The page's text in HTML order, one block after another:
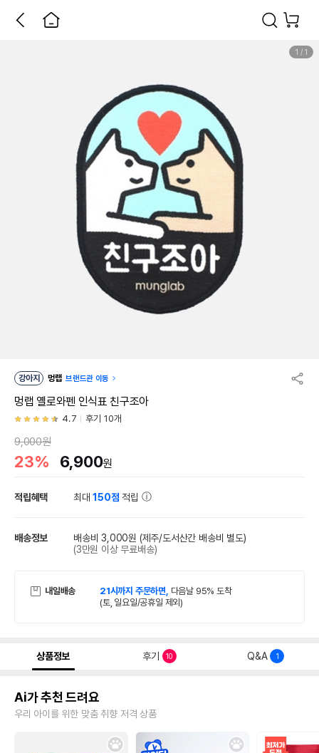
1 / 1
강아지 멍랩 브랜드관 이동
멍랩 옐로와펜 인식표 친구조아
4.7 후기 10개
9,000원
23% 6,900원
적립혜택 최대150점 적립
배송정보 배송비 3,000원 (제주/도서산간 배송비 별도)
(3만원 이상 무료배송)
내일배송 21시까지 주문하면, 다음날 95% 도착
(토, 일요일/공휴일 제외)
상품정보 후기 10 Q&A 1
Ai가 추천 드려요
우리 아이를 위한 맞춤 취향 저격 상품